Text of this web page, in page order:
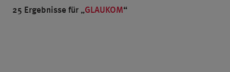
BLENDED VISION
25 Ergebnisse für GLAUKOM